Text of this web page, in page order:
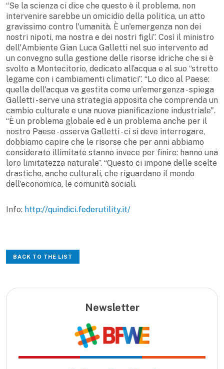
“Se la scienza ci dice che questo è il problema, non
intervenire sarebbe un omicidio della politica, un atto
gravissimo contro l'umanità. È un'emergenza non dei
nostri nipoti, ma nostra e dei nostri figli”. Così il ministro
dell'Ambiente Gian Luca Galletti nel suo intervento ad
un convegno sulla gestione delle risorse idriche che si è
svolto a Montecitorio, dedicato all’acqua e al suo “stretto
legame con i cambiamenti climatici”. “Lo dico al Paese:
quella dell'acqua va gestita come un'emergenza - spiega
Galletti - serve una strategia apposita che comprenda un
cambio culturale e una nuova pianificazione industriale".
“È un problema globale ed è un problema anche per il
nostro Paese - osserva Galletti - ci si deve interrogare,
dobbiamo capire che le risorse che per anni abbiamo
considerato illimitate stanno invece per finire: hanno una
loro limitatezza naturale”. “Questo ci impone delle scelte
drastiche, anche culturali, che riguardano il mondo
dell'economica, le comunità sociali.
Info: http://quindici.federutility.it/
BACK TO THE LIST
Newsletter